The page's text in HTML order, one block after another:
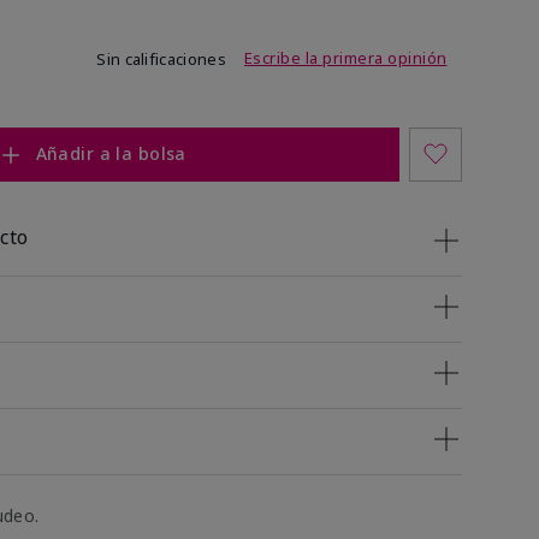
4,5 de 5
Sin calificaciones Escribe la primera opinión
Añadir a la bolsa